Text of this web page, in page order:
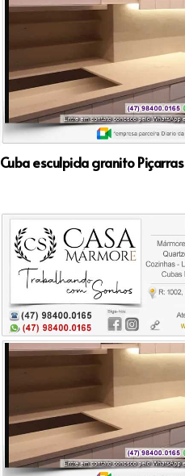
Cuba esculpida granito Piçarras